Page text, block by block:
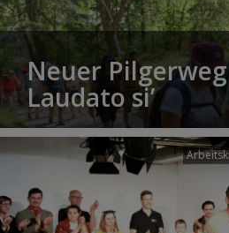
Neuer
Laudato si’